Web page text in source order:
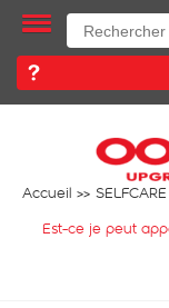
Accueil
SELFCARE
Est-ce je peut